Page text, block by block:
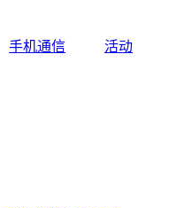
手机通信 活动